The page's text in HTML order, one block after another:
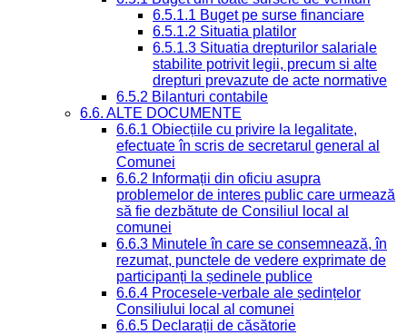
6.5.1.1 Buget pe surse financiare
6.5.1.2 Situatia platilor
6.5.1.3 Situatia drepturilor salariale
stabilite potrivit legii, precum si alte
drepturi prevazute de acte normative
6.5.2 Bilanturi contabile
6.6. ALTE DOCUMENTE
6.6.1 Obiecțiile cu privire la legalitate,
efectuate în scris de secretarul general al
Comunei
6.6.2 Informații din oficiu asupra
problemelor de interes public care urmează
să fie dezbătute de Consiliul local al
comunei
6.6.3 Minutele în care se consemnează, în
rezumat, punctele de vedere exprimate de
participanți la ședinele publice
6.6.4 Procesele-verbale ale ședințelor
Consiliului local al comunei
6.6.5 Declarații de căsătorie